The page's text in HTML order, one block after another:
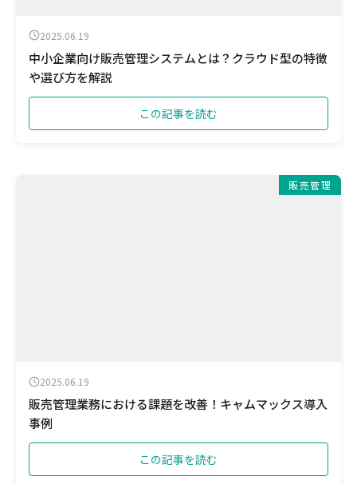
2025.06.19
中小企業向け販売管理システムとは？クラウド型の特徴
や選び方を解説
この記事を読む
販売管理
2025.06.19
販売管理業務における課題を改善！キャムマックス導入
事例
この記事を読む